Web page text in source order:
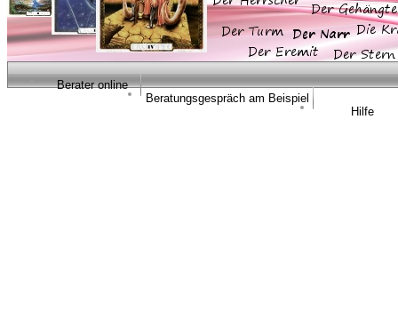
Berater online
Beratungsgespräch am Beispiel
Hilfe